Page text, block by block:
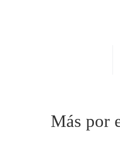
Más por